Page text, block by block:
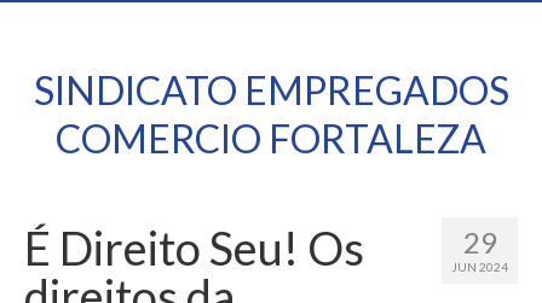
SINDICATO EMPREGADOS
COMERCIO FORTALEZA
29
JUN 2024
É Direito Seu! Os